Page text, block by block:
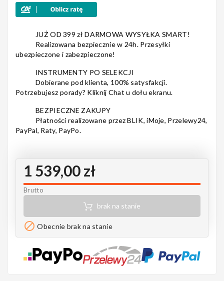
Akcesoria
Kursy/Szkolenia
Prezenty
Notes
MAHILELE
JUŻ OD 399 zł DARMOWA WYSYŁKA SMART!
Realizowana bezpiecznie w 24h. Przesyłki
ubezpieczone i zabezpieczone!
INSTRUMENTY PO SELEKCJI
Dobierane pod klienta, 100% satysfakcji.
Potrzebujesz porady? Kliknij Chat u dołu ekranu.
BEZPIECZNE ZAKUPY
Płatności realizowane przez BLIK, iMoje, Przelewy24,
PayPal, Raty, PayPo.
1 539,00 zł
Brutto
brak na stanie
 Obecnie brak na stanie